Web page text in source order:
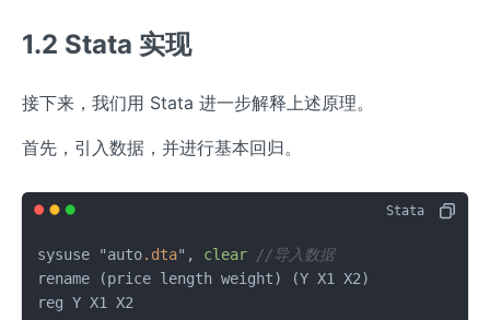
1.2 Stata 实现
接下来，我们用 Stata 进一步解释上述原理。
首先，引入数据，并进行基本回归。
sysuse "auto.dta", clear
//导入数据
rename (price length weight) (Y X1 X2)
reg Y X1 X2